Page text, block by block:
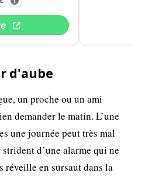
d'aube
un proche ou un ami
demander le matin. L’une
une journée peut très mal
d’une alarme qui ne
réveille en sursaut dans la